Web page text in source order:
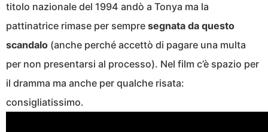
titolo nazionale del 1994 andò a Tonya ma la
pattinatrice rimase per sempre segnata da questo
scandalo (anche perché accettò di pagare una multa
per non presentarsi al processo). Nel film c’è spazio per
il dramma ma anche per qualche risata:
consigliatissimo.